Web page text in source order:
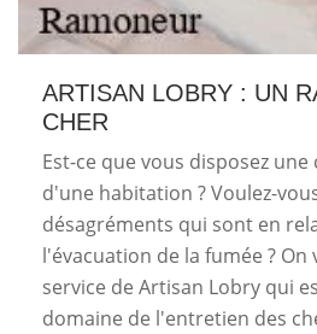
ARTISAN LOBRY : UN
CHER
Est-ce que vous disposez
d'une habitation ? Voulez-
désagréments qui sont en
l'évacuation de la fumée ? On
service de Artisan Lobry qui
domaine de l'entretien des